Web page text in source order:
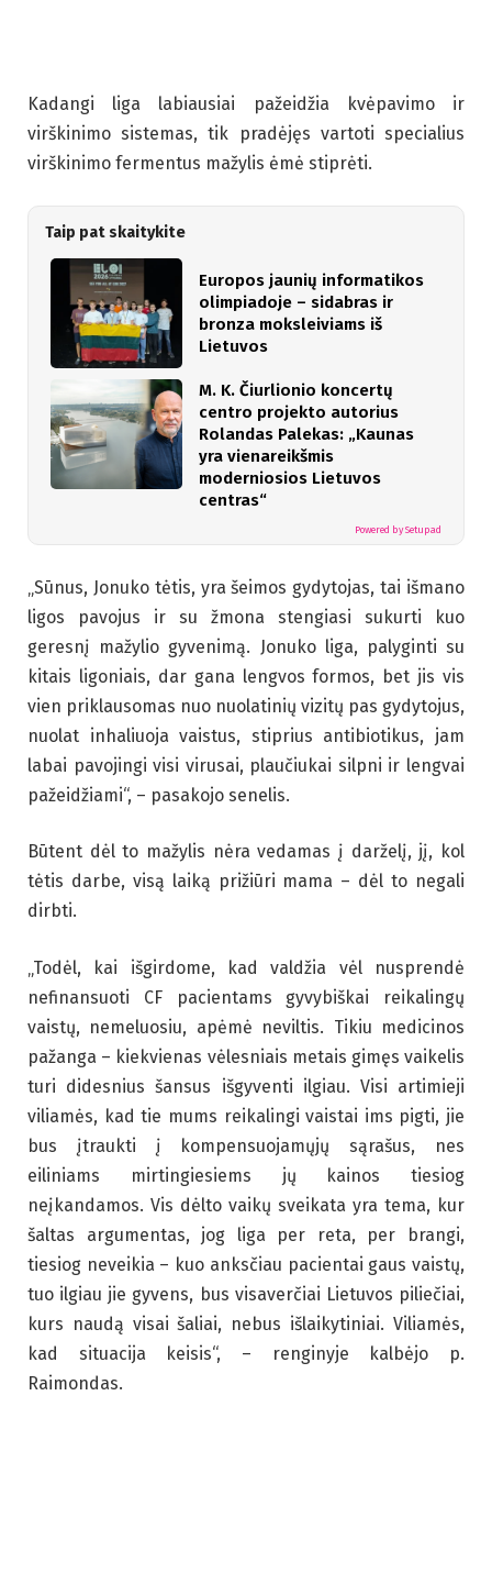
Kadangi liga labiausiai pažeidžia kvėpavimo ir
virškinimo sistemas, tik pradėjęs vartoti specialius
virškinimo fermentus mažylis ėmė stiprėti.
Taip pat skaitykite
Europos jaunių informatikos
olimpiadoje – sidabras ir
bronza moksleiviams iš
Lietuvos
M. K. Čiurlionio koncertų
centro projekto autorius
Rolandas Palekas: „Kaunas
yra vienareikšmis
moderniosios Lietuvos
centras“
Powered by Setupad
„Sūnus, Jonuko tėtis, yra šeimos gydytojas, tai išmano
ligos pavojus ir su žmona stengiasi sukurti kuo
geresnį mažylio gyvenimą. Jonuko liga, palyginti su
kitais ligoniais, dar gana lengvos formos, bet jis vis
vien priklausomas nuo nuolatinių vizitų pas gydytojus,
nuolat inhaliuoja vaistus, stiprius antibiotikus, jam
labai pavojingi visi virusai, plaučiukai silpni ir lengvai
pažeidžiami“, – pasakojo senelis.
Būtent dėl to mažylis nėra vedamas į darželį, jį, kol
tėtis darbe, visą laiką prižiūri mama – dėl to negali
dirbti.
„Todėl, kai išgirdome, kad valdžia vėl nusprendė
nefinansuoti CF pacientams gyvybiškai reikalingų
vaistų, nemeluosiu, apėmė neviltis. Tikiu medicinos
pažanga – kiekvienas vėlesniais metais gimęs vaikelis
turi didesnius šansus išgyventi ilgiau. Visi artimieji
viliamės, kad tie mums reikalingi vaistai ims pigti, jie
bus įtraukti į kompensuojamųjų sąrašus, nes
eiliniams mirtingiesiems jų kainos tiesiog
neįkandamos. Vis dėlto vaikų sveikata yra tema, kur
šaltas argumentas, jog liga per reta, per brangi,
tiesiog neveikia – kuo anksčiau pacientai gaus vaistų,
tuo ilgiau jie gyvens, bus visaverčiai Lietuvos piliečiai,
kurs naudą visai šaliai, nebus išlaikytiniai. Viliamės,
kad situacija keisis“, – renginyje kalbėjo p.
Raimondas.